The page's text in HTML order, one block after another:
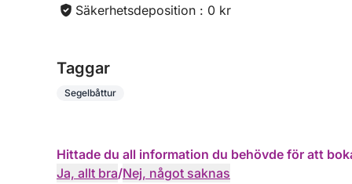
Säkerhetsdeposition : 0 kr
Taggar
Segelbåttur
Hittade du all information du behövde för att
Ja, allt bra/Nej, något saknas